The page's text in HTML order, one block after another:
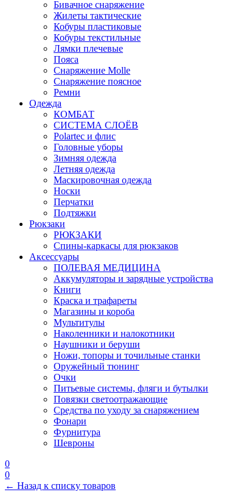
Бивачное снаряжение
Жилеты тактические
Кобуры пластиковые
Кобуры текстильные
Лямки плечевые
Пояса
Снаряжение Molle
Снаряжение поясное
Ремни
Одежда
КОМБАТ
СИСТЕМА СЛОЁВ
Polartec и флис
Головные уборы
Зимняя одежда
Летняя одежда
Маскировочная одежда
Носки
Перчатки
Подтяжки
Рюкзаки
РЮКЗАКИ
Спины-каркасы для рюкзаков
Аксессуары
ПОЛЕВАЯ МЕДИЦИНА
Аккумуляторы и зарядные устройства
Книги
Краска и трафареты
Магазины и короба
Мультитулы
Наколенники и налокотники
Наушники и беруши
Ножи, топоры и точильные станки
Оружейный тюнинг
Очки
Питьевые системы, фляги и бутылки
Повязки светоотражающие
Средства по уходу за снаряжением
Фонари
Фурнитура
Шевроны
0
0
← Назад к списку товаров